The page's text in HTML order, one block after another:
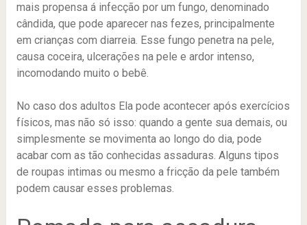
mais propensa á infecção por um fungo, denominado
cândida, que pode aparecer nas fezes, principalmente
em crianças com diarreia. Esse fungo penetra na pele,
causa coceira, ulcerações na pele e ardor intenso,
incomodando muito o bebê.
No caso dos adultos Ela pode acontecer após exercícios
físicos, mas não só isso: quando a gente sua demais, ou
simplesmente se movimenta ao longo do dia, pode
acabar com as tão conhecidas assaduras. Alguns tipos
de roupas intimas ou mesmo a fricção da pele também
podem causar esses problemas.